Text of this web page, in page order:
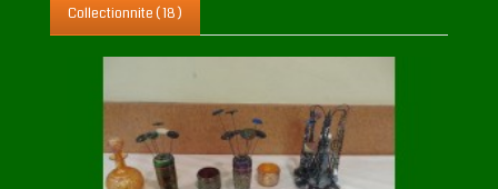
Collectionnite ( 18 )